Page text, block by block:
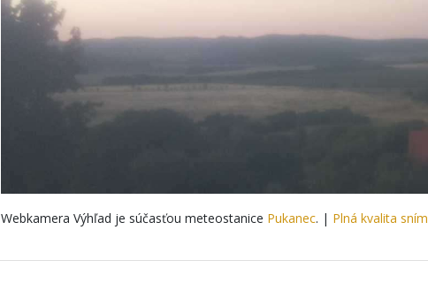
Webkamera Výhľad je súčasťou meteostanice Pukanec. | Plná kvalita